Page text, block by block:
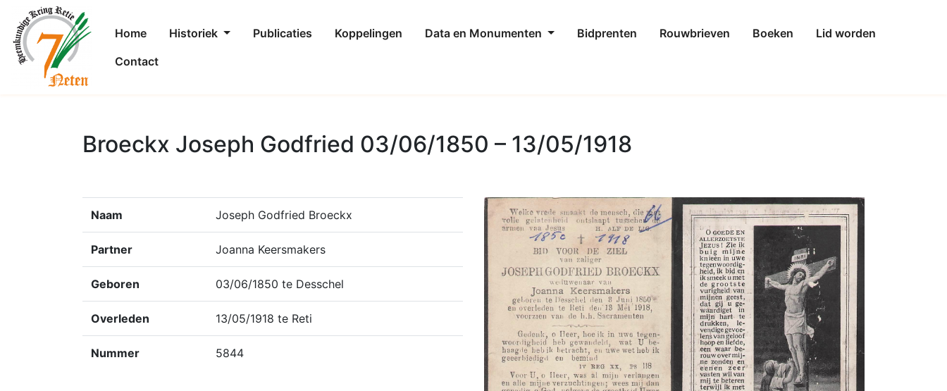
Home Historiek Publicaties Koppelingen Data en Monumenten Bidprenten Rouwbrieven Boeken
Lid worden
Contact
Broeckx Joseph Godfried 03/06/1850 – 13/05/1918
Naam Joseph Godfried Broeckx
Partner Joanna Keersmakers
Geboren 03/06/1850 te Desschel
Overleden 13/05/1918 te Reti
Nummer 5844